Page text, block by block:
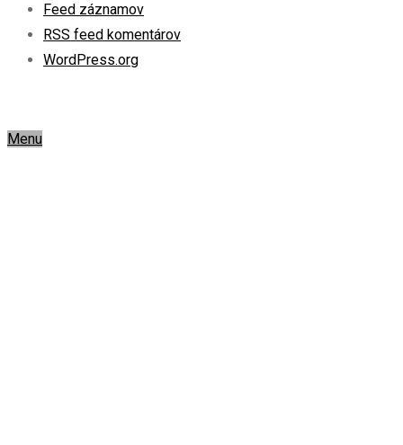
Feed záznamov
RSS feed komentárov
WordPress.org
Menu